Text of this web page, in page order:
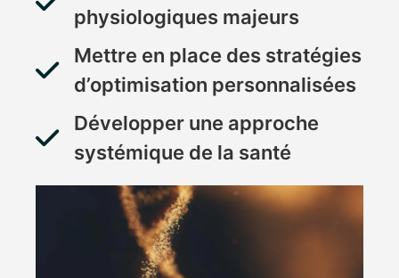
physiologiques majeurs
Mettre en place des stratégies
d’optimisation personnalisées
Développer une approche
systémique de la santé